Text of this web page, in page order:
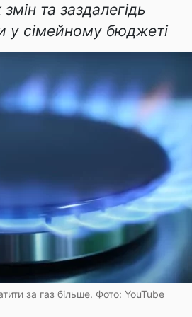
та заздалегідь
у сімейному бюджеті
за газ більше. Фото: YouTube